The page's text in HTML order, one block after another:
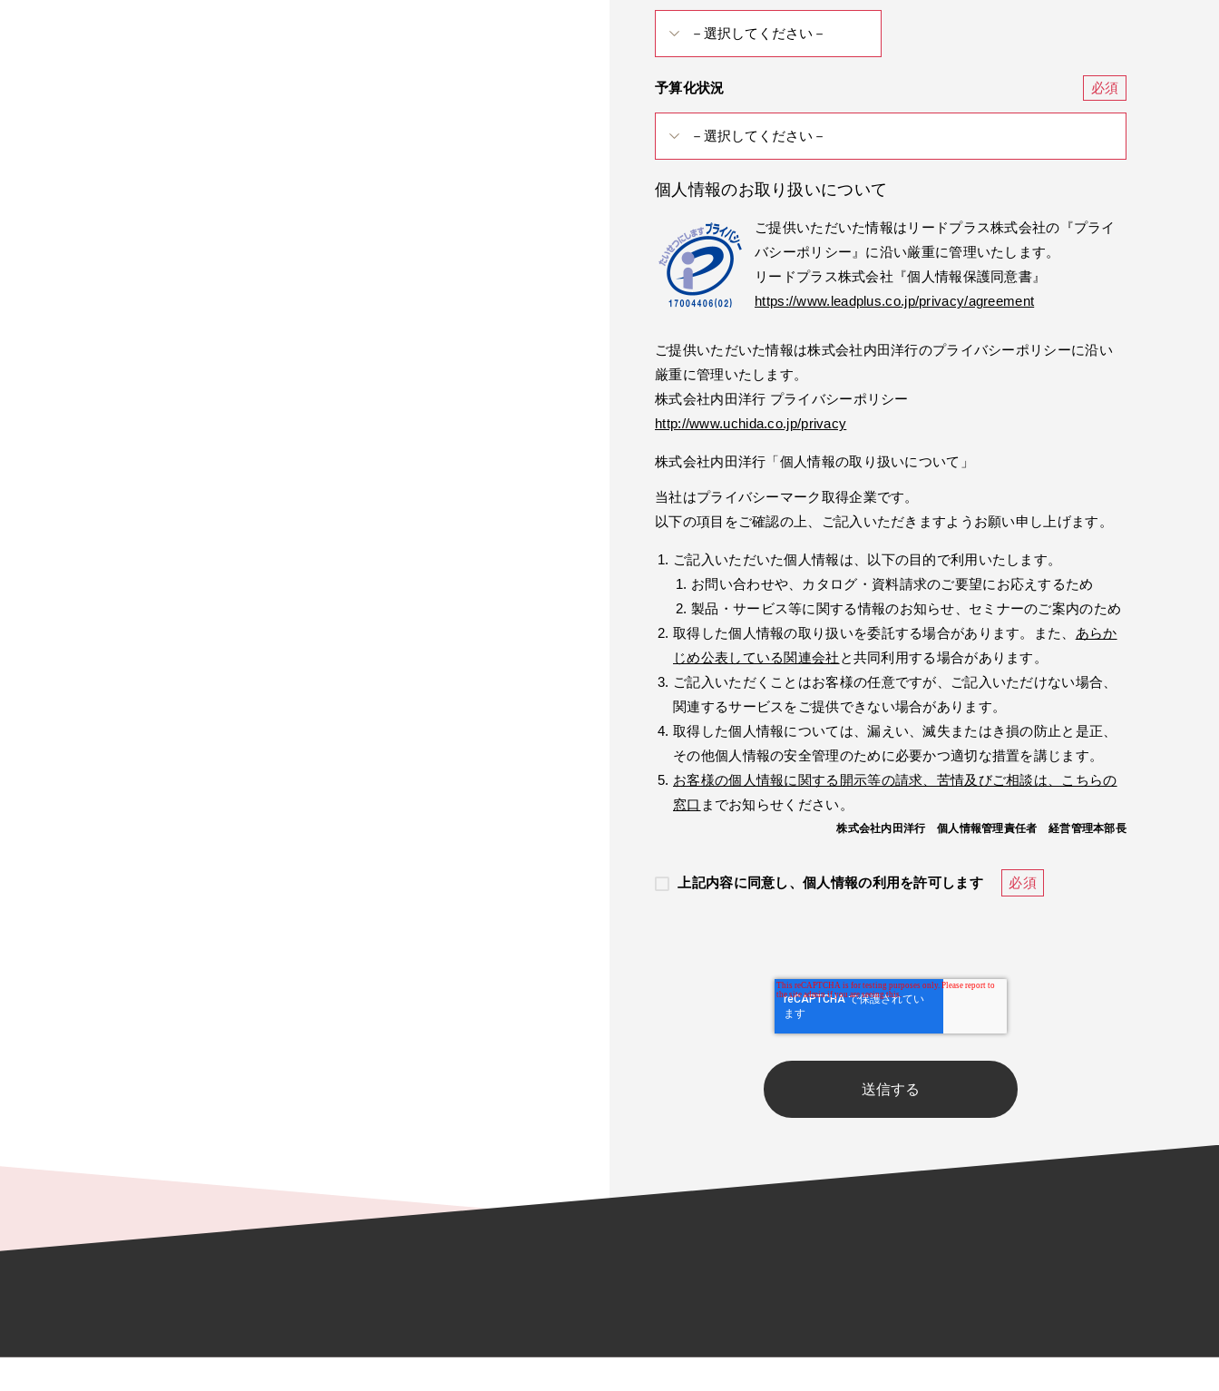
予算化状況
個人情報のお取り扱いについて
ご提供いただいた情報はリードプラス株式会社の『プライ
バシーポリシー』に沿い厳重に管理いたします。
リードプラス株式会社『個人情報保護同意書』
https://www.leadplus.co.jp/privacy/agreement
ご提供いただいた情報は株式会社内田洋行のプライバシーポリシーに沿い
厳重に管理いたします。
株式会社内田洋行 プライバシーポリシー
http://www.uchida.co.jp/privacy
株式会社内田洋行「個人情報の取り扱いについて」
当社はプライバシーマーク取得企業です。
以下の項目をご確認の上、ご記入いただきますようお願い申し上げます。
ご記入いただいた個人情報は、以下の目的で利用いたします。
お問い合わせや、カタログ・資料請求のご要望にお応えするため
製品・サービス等に関する情報のお知らせ、セミナーのご案内のため
取得した個人情報の取り扱いを委託する場合があります。また、 あらか
じめ公表している関連会社 と共同利用する場合があります。
ご記入いただくことはお客様の任意ですが、ご記入いただけない場合、
関連するサービスをご提供できない場合があります。
取得した個人情報については、漏えい、滅失またはき損の防止と是正、
その他個人情報の安全管理のために必要かつ適切な措置を講じます。
お客様の個人情報に関する開示等の請求、苦情及びご相談は、こちらの
窓口 までお知らせください。
株式会社内田洋行 個人情報管理責任者 経営管理本部長
上記内容に同意し、個人情報の利用を許可します